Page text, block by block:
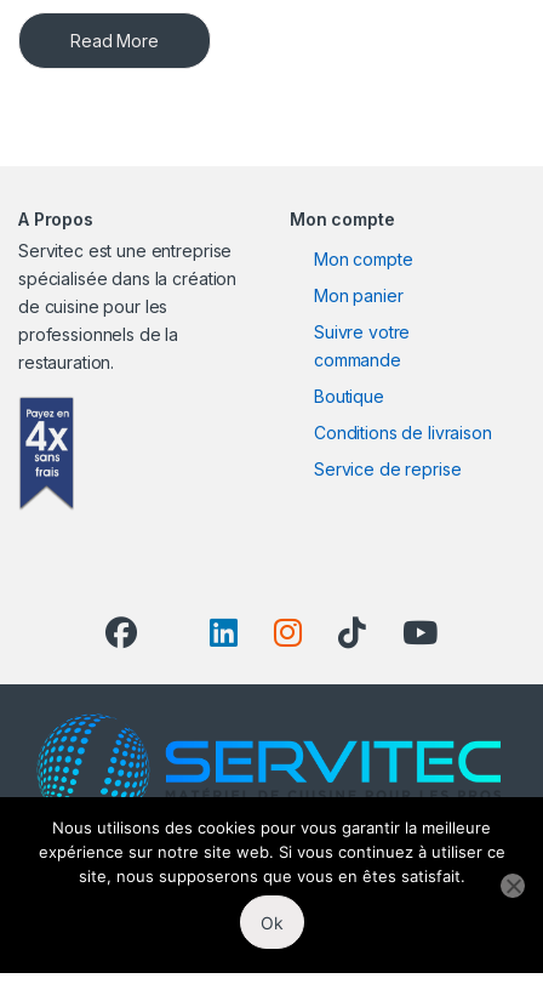
Read More
A Propos
Servitec est une entreprise
spécialisée dans la création
de cuisine pour les
professionnels de la
restauration.
Mon compte
Mon compte
Mon panier
Suivre votre
commande
Boutique
Conditions de livraison
Service de reprise
Appelez-Nous
(+33) 04 68 08 07
22
Nous utilisons des cookies pour vous garantir la meilleure
expérience sur notre site web. Si vous continuez à utiliser ce
site, nous supposerons que vous en êtes satisfait.
Ok